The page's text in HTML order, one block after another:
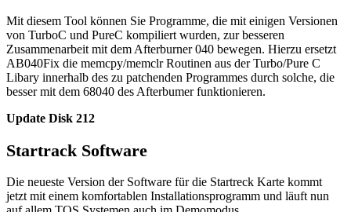
Mit diesem Tool können Sie Programme, die mit einigen Versionen
von TurboC und PureC kompiliert wurden, zur besseren
Zusammenarbeit mit dem Afterburner 040 bewegen. Hierzu ersetzt
AB040Fix die memcpy/memclr Routinen aus der Turbo/Pure C
Libary innerhalb des zu patchenden Programmes durch solche, die
besser mit dem 68040 des Afterbumer funktionieren.
Update Disk 212
Startrack Software
Die neueste Version der Software für die Startreck Karte kommt
jetzt mit einem komfortablen Installationsprogramm und läuft nun